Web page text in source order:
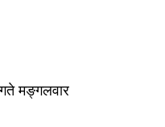
मङ्गलवार